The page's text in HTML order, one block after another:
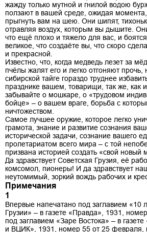
жажду только мутной и гнилой водою
ползают в вашей среде, ожидая
прыгнуть вам на шею. Они шипят,
отравляя воздух, которым вы дышите.
что ещё плохо и тяжело для вас, и
великое, что создаёте вы, что скоро
и прекрасной.
Известно, что, когда медведь лезет за
пчёлы жалят его и легко отгоняют
сибирской тайге гораздо труднее
празднике вашем, товарищи, так же, как
забывайте о мошкаре, о «трудовом
бойце» – о вашем враге, борьба с
ничтожеством.
Самое лучшее оружие, которое легко
грамота, знание и развитие сознания
исторической задачи, сознание вашего
пролетариатом всего мира – с той
призвана историей создать «свой новый
Да здравствует Советская Грузия, её
комсомол, пионеры! И да здравствует
неутомимый, зоркий вождь рабочих и
Примечания
1
Впервые напечатано под заглавием «10
Грузии» – в газете «Правда», 1931,
под заглавием «Заре Востока» – в
и ВЦИК», 1931, номер 55 от 25 февраля,